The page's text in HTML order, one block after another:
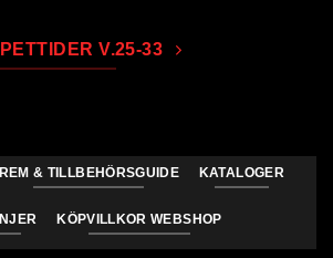
V.25-33
REM & TILLBEHÖRSGUIDE KATALOGER
KÖPVILLKOR WEBSHOP